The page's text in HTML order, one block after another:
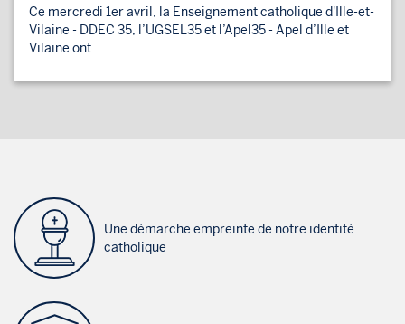
Ce mercredi 1er avril, la Enseignement catholique d'Ille-et-
Vilaine - DDEC 35, l’UGSEL35 et l’Apel35 - Apel d’Ille et
Vilaine ont...
Une démarche empreinte de notre identité
catholique